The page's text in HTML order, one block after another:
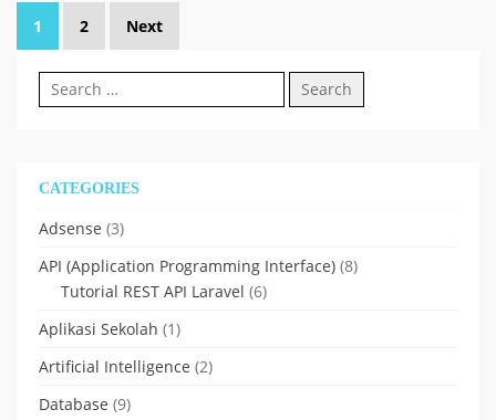
Posts
pagination
1 2 Next
Search
for:
CATEGORIES
Adsense (3)
API (Application Programming Interface) (8)
Tutorial REST API Laravel (6)
Aplikasi Sekolah (1)
Artificial Intelligence (2)
Database (9)